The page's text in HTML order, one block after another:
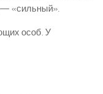
«сильный».
особ. У